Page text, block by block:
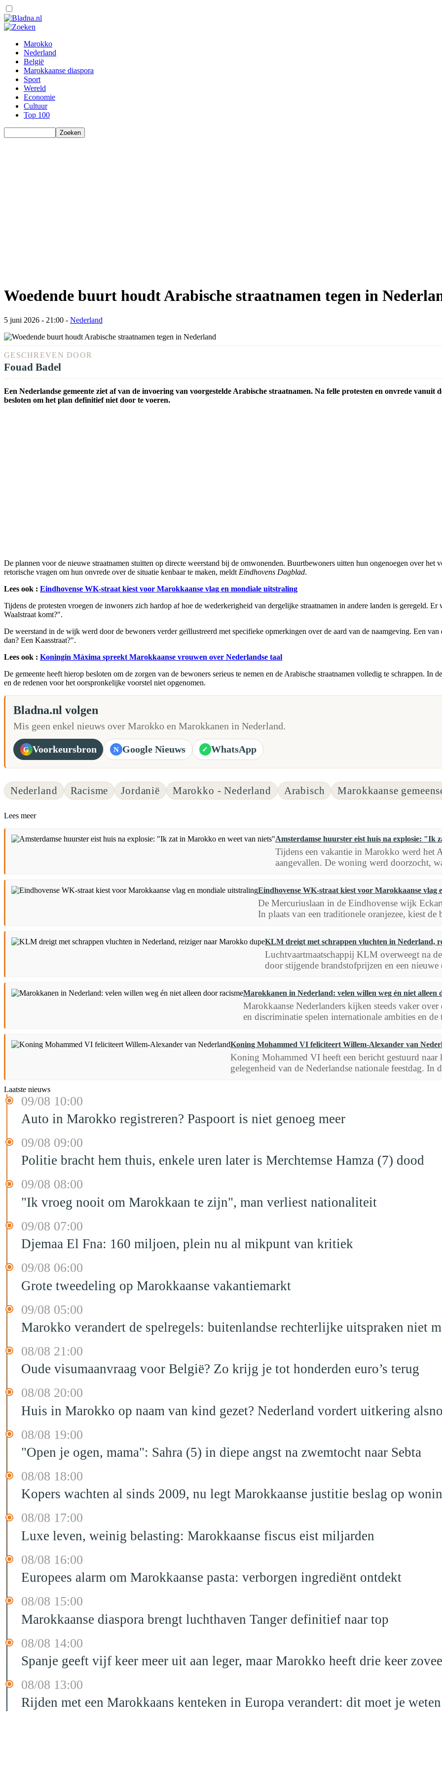
Marokko
Nederland
België
Marokkaanse diaspora
Sport
Wereld
Economie
Cultuur
Top 100
Woedende buurt houdt Arabische straatnamen tegen in
5 juni 2026 - 21:00 - Nederland
GESCHREVEN DOOR
Fouad Badel
Een Nederlandse gemeente ziet af van de invoering van voorgestelde Arabische straatnamen. Na felle protesten en onvrede
besloten om het plan definitief niet door te voeren.
De plannen voor de nieuwe straatnamen stuitten op directe weerstand bij de omwonenden. Buurtbewoners uitten hun ongenoegen over het
retorische vragen om hun onvrede over de situatie kenbaar te maken, meldt Eindhovens Dagblad.
Lees ook : Eindhovense WK-straat kiest voor Marokkaanse vlag en mondiale uitstraling
Tijdens de protesten vroegen de inwoners zich hardop af hoe de wederkerigheid van dergelijke straatnamen in andere landen is geregeld.
Waalstraat komt?".
De weerstand in de wijk werd door de bewoners verder geïllustreerd met specifieke opmerkingen over de aard van de naamgeving. Een
dan? Een Kaasstraat?".
Lees ook : Koningin Máxima spreekt Marokkaanse vrouwen over Nederlandse taal
De gemeente heeft hierop besloten om de zorgen van de bewoners serieus te nemen en de Arabische straatnamen volledig te schrappen. In
en de redenen voor het oorspronkelijke voorstel niet opgenomen.
Bladna.nl volgen
Mis geen enkel nieuws over Marokko en Marokkanen in Nederland.
G Voorkeursbron N Google Nieuws ✓ WhatsApp
Nederland Racisme Jordanië Marokko - Nederland Arabisch Marokkaanse
Lees meer
Amsterdamse huurster eist huis na explosie: "Ik
Tijdens een vakantie in Marokko werd het
aangevallen. De woning werd doorzocht,
Eindhovense WK-straat kiest voor Marokkaanse vlag
De Mercuriuslaan in de Eindhovense wijk
In plaats van een traditionele oranjezee, kiest
KLM dreigt met schrappen vluchten in Nederland,
Luchtvaartmaatschappij KLM overweegt na
door stijgende brandstofprijzen en een
Marokkanen in Nederland: velen willen weg én niet alleen
Marokkaanse Nederlanders kijken steeds vaker
en discriminatie spelen internationale ambities en de
Koning Mohammed VI feliciteert Willem-Alexander van
Koning Mohammed VI heeft een bericht gestuurd
gelegenheid van de Nederlandse nationale feestdag. In
Laatste nieuws
09/08 10:00
Auto in Marokko registreren? Paspoort is niet genoeg meer
09/08 09:00
Politie bracht hem thuis, enkele uren later is Merchtemse Hamza (7) dood
09/08 08:00
"Ik vroeg nooit om Marokkaan te zijn", man verliest nationaliteit
09/08 07:00
Djemaa El Fna: 160 miljoen, plein nu al mikpunt van kritiek
09/08 06:00
Grote tweedeling op Marokkaanse vakantiemarkt
09/08 05:00
Marokko verandert de spelregels: buitenlandse rechterlijke uitspraken niet
08/08 21:00
Oude visumaanvraag voor België? Zo krijg je tot honderden euro’s terug
08/08 20:00
Huis in Marokko op naam van kind gezet? Nederland vordert uitkering
08/08 19:00
"Open je ogen, mama": Sahra (5) in diepe angst na zwemtocht naar Sebta
08/08 18:00
Kopers wachten al sinds 2009, nu legt Marokkaanse justitie beslag op
08/08 17:00
Luxe leven, weinig belasting: Marokkaanse fiscus eist miljarden
08/08 16:00
Europees alarm om Marokkaanse pasta: verborgen ingrediënt ontdekt
08/08 15:00
Marokkaanse diaspora brengt luchthaven Tanger definitief naar top
08/08 14:00
Spanje geeft vijf keer meer uit aan leger, maar Marokko heeft drie keer
08/08 13:00
Rijden met een Marokkaans kenteken in Europa verandert: dit moet je weten